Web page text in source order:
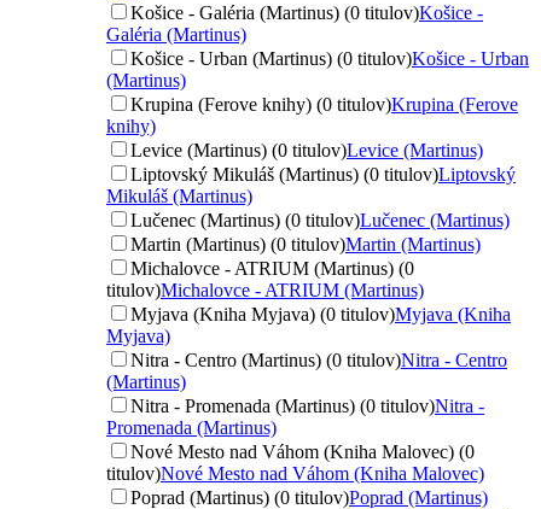
Košice - Galéria (Martinus) (0 titulov)Košice -
Galéria (Martinus)
Košice - Urban (Martinus) (0 titulov)Košice - Urban
(Martinus)
Krupina (Ferove knihy) (0 titulov)Krupina (Ferove
knihy)
Levice (Martinus) (0 titulov)Levice (Martinus)
Liptovský Mikuláš (Martinus) (0 titulov)Liptovský
Mikuláš (Martinus)
Lučenec (Martinus) (0 titulov)Lučenec (Martinus)
Martin (Martinus) (0 titulov)Martin (Martinus)
Michalovce - ATRIUM (Martinus) (0
titulov)Michalovce - ATRIUM (Martinus)
Myjava (Kniha Myjava) (0 titulov)Myjava (Kniha
Myjava)
Nitra - Centro (Martinus) (0 titulov)Nitra - Centro
(Martinus)
Nitra - Promenada (Martinus) (0 titulov)Nitra -
Promenada (Martinus)
Nové Mesto nad Váhom (Kniha Malovec) (0
titulov)Nové Mesto nad Váhom (Kniha Malovec)
Poprad (Martinus) (0 titulov)Poprad (Martinus)